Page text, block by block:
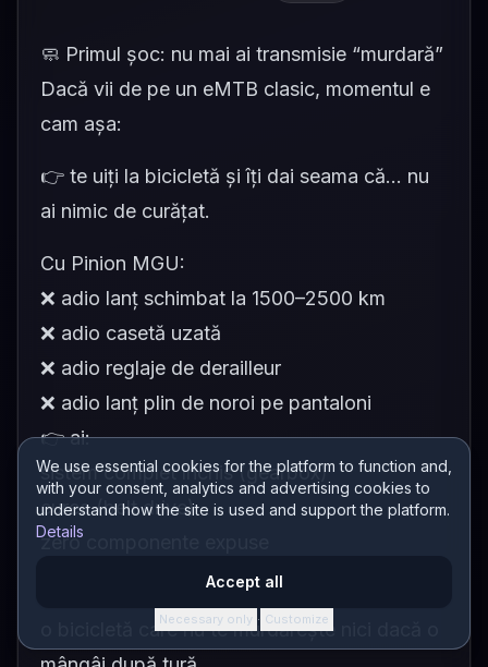
We use essential cookies for the platform to function and,
with your consent, analytics and advertising cookies to
understand how the site is used and support the platform.
Details
Accept all
Necessary only · Customize
🧼 Primul șoc: nu mai ai transmisie “murdară”
Dacă vii de pe un eMTB clasic, momentul e
cam așa:
👉 te uiți la bicicletă și îți dai seama că… nu
ai nimic de curățat.
Cu Pinion MGU:
❌ adio lanț schimbat la 1500–2500 km
❌ adio casetă uzată
❌ adio reglaje de derailleur
❌ adio lanț plin de noroi pe pantaloni
👉 ai:
sistem complet închis (gearbox)
curea (belt drive)
zero componente expuse
o bicicletă care nu te murdărește nici dacă o